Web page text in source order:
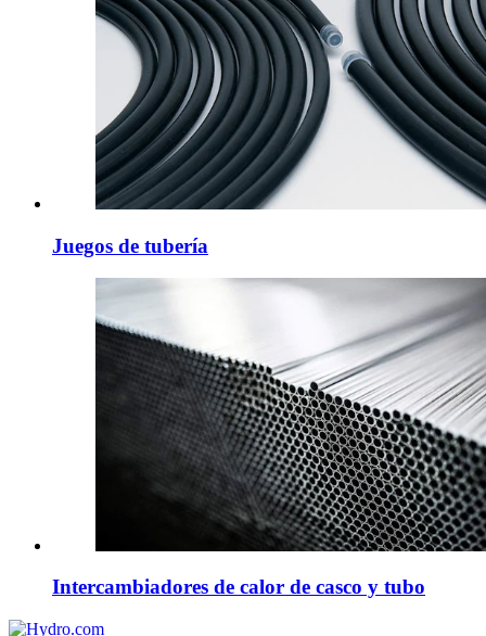
Juegos de tubería
Intercambiadores de calor de casco y tubo